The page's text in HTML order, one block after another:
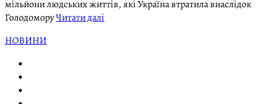
мільйони людських життів, які Україна втратила внаслідок
ГолодоморуЧитати далі
НОВИНИ